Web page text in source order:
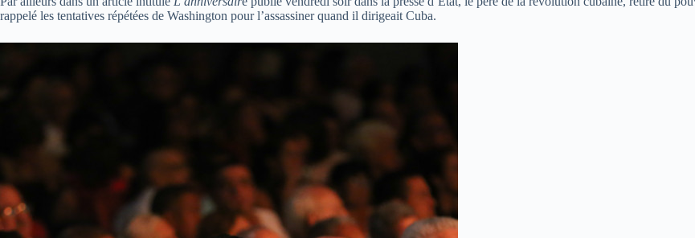
rappelé les tentatives répétées de Washington pour l’assassiner quand il dirigeait Cuba.